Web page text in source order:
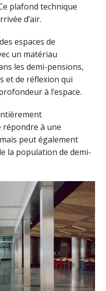
plafond technique
d’air.
espaces de
un matériau
les demi-pensions,
et de réflexion qui
à l’espace.
à une
peut également
la population de demi-